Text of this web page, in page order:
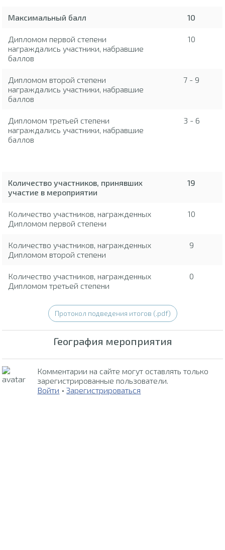
Максимальный балл 10
Дипломом первой степени
награждались участники, набравшие
баллов
10
Дипломом второй степени
награждались участники, набравшие
баллов
7 - 9
Дипломом третьей степени
награждались участники, набравшие
баллов
3 - 6
Количество участников, принявших
участие в мероприятии
19
Количество участников, награжденных
Дипломом первой степени
10
Количество участников, награжденных
Дипломом второй степени
9
Количество участников, награжденных
Дипломом третьей степени
0
Протокол подведения итогов (.pdf)
География мероприятия
Комментарии на сайте могут оставлять только
зарегистрированные пользователи.
Войти •Зарегистрироваться